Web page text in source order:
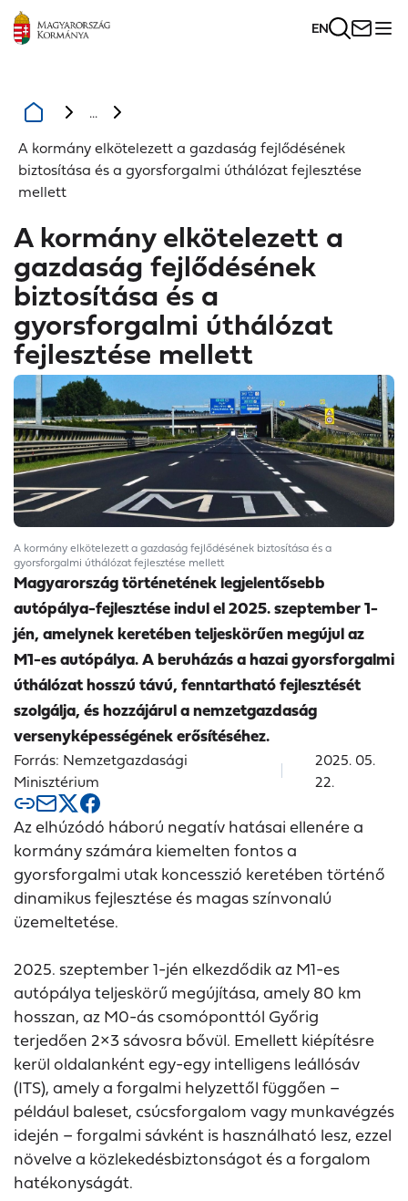
EN
...
A kormány elkötelezett a gazdaság fejlődésének
biztosítása és a gyorsforgalmi úthálózat fejlesztése
mellett
A kormány elkötelezett a
gazdaság fejlődésének
biztosítása és a
gyorsforgalmi úthálózat
fejlesztése mellett
A kormány elkötelezett a gazdaság fejlődésének biztosítása és a
gyorsforgalmi úthálózat fejlesztése mellett
Magyarország történetének legjelentősebb
autópálya-fejlesztése indul el 2025. szeptember 1-
jén, amelynek keretében teljeskörűen megújul az
M1-es autópálya. A beruházás a hazai gyorsforgalmi
úthálózat hosszú távú, fenntartható fejlesztését
szolgálja, és hozzájárul a nemzetgazdaság
versenyképességének erősítéséhez.
Forrás: Nemzetgazdasági
Minisztérium
2025. 05.
22.
Az elhúzódó háború negatív hatásai ellenére a
kormány számára kiemelten fontos a
gyorsforgalmi utak koncesszió keretében történő
dinamikus fejlesztése és magas színvonalú
üzemeltetése.
2025. szeptember 1-jén elkezdődik az M1-es
autópálya teljeskörű megújítása, amely 80 km
hosszan, az M0-ás csomóponttól Győrig
terjedően 2×3 sávosra bővül. Emellett kiépítésre
kerül oldalanként egy-egy intelligens leállósáv
(ITS), amely a forgalmi helyzettől függően –
például baleset, csúcsforgalom vagy munkavégzés
idején – forgalmi sávként is használható lesz, ezzel
növelve a közlekedésbiztonságot és a forgalom
hatékonyságát.